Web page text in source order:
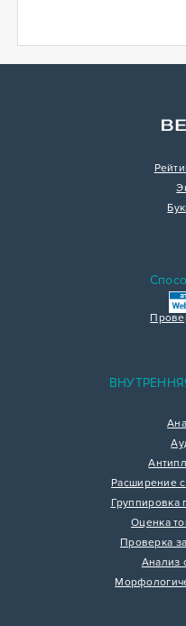
Расширение
Группировка
Оценка
Проверка
Анализ